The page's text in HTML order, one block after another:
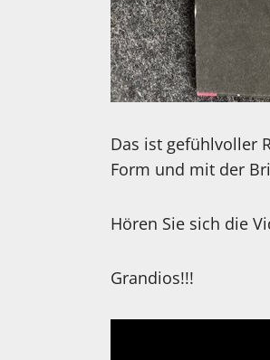
Das ist gefühlvoller
Form und mit der
Hören Sie sich die
Grandios!!!